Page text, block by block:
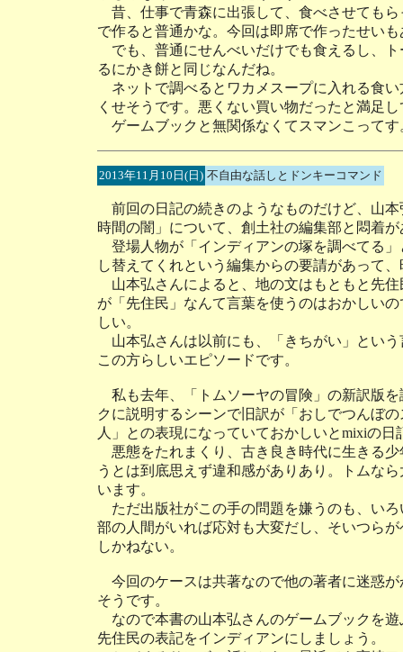
昔、仕事で青森に出張して、食べさせても
で作ると普通かな。今回は即席で作ったせい
でも、普通にせんべいだけでも食えるし、
るにかき餅と同じなんだね。
ネットで調べるとワカメスープに入れる食
くせそうです。悪くない買い物だったと満足
ゲームブックと無関係なくてスマンこってす
2013年11月10日(日) 不自由な話しとドンキーコマンド
前回の日記の続きのようなものだけど、山
時間の闇」について、創土社の編集部と悶着
登場人物が「インディアンの塚を調べてる
し替えてくれという編集からの要請があって
山本弘さんによると、地の文はもともと先
が「先住民」なんて言葉を使うのはおかしい
しい。
山本弘さんは以前にも、「きちがい」とい
この方らしいエピソードです。
私も去年、「トムソーヤの冒険」の新訳版
クに説明するシーンで旧訳が「おしでつんぼ
人」との表現になっていておかしいとmixiの
悪態をたれまくり、古き良き時代に生きる
うとは到底思えず違和感がありあり。トムな
います。
ただ出版社がこの手の問題を嫌うのも、い
部の人間がいれば応対も大変だし、そいつら
しかねない。
今回のケースは共著なので他の著者に迷惑
そうです。
なので本書の山本弘さんのゲームブックを
先住民の表記をインディアンにしましょう。